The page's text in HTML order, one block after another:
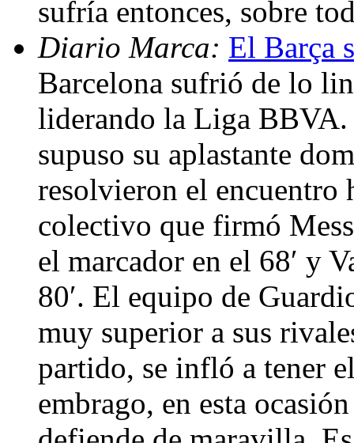
sufría entonces, sobre
Diario Marca: El Barça
Barcelona sufrió de lo
liderando la Liga BBVA.
supuso su aplastante
resolvieron el encuentro
colectivo que firmó
el marcador en el 68′ y
80′. El equipo de
muy superior a sus
partido, se infló a tener
embrago, en esta